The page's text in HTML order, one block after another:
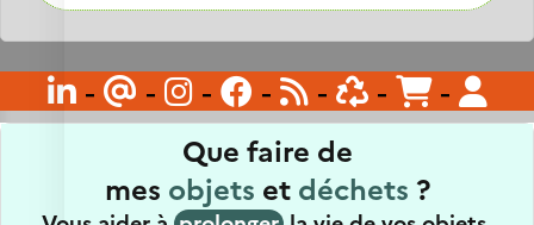
 - @ -  -  -  -  - - 